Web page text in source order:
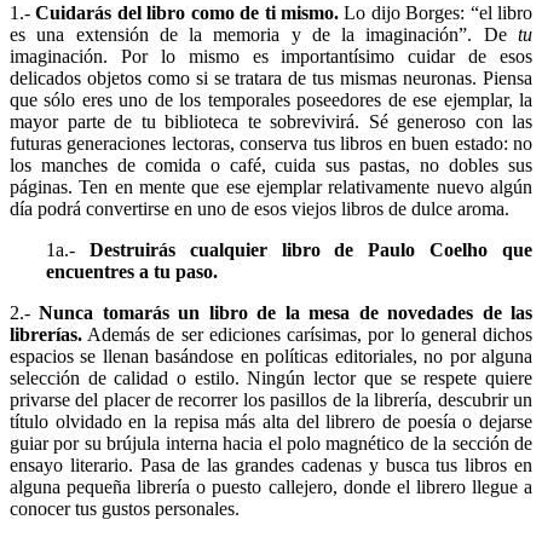
1.-Cuidarás del libro como de ti mismo.Lo dijo Borges: “el libro
es una extensión de la memoria y de la imaginación”. De tu
imaginación. Por lo mismo es importantísimo cuidar de esos
delicados objetos como si se tratara de tus mismas neuronas. Piensa
que sólo eres uno de los temporales poseedores de ese ejemplar, la
mayor parte de tu biblioteca te sobrevivirá. Sé generoso con las
futuras generaciones lectoras, conserva tus libros en buen estado: no
los manches de comida o café, cuida sus pastas, no dobles sus
páginas. Ten en mente que ese ejemplar relativamente nuevo algún
día podrá convertirse en uno de esos viejos libros de dulce aroma.
1a.- Destruirás cualquier libro de Paulo Coelho que
encuentres a tu paso.
2.-Nunca tomarás un libro de la mesa de novedades de las
librerías. Además de ser ediciones carísimas, por lo general dichos
espacios se llenan basándose en políticas editoriales, no por alguna
selección de calidad o estilo. Ningún lector que se respete quiere
privarse del placer de recorrer los pasillos de la librería, descubrir un
título olvidado en la repisa más alta del librero de poesía o dejarse
guiar por su brújula interna hacia el polo magnético de la sección de
ensayo literario. Pasa de las grandes cadenas y busca tus libros en
alguna pequeña librería o puesto callejero, donde el librero llegue a
conocer tus gustos personales.